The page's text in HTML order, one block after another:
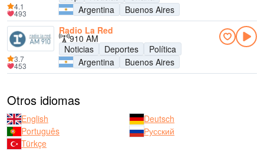
Argentina
Buenos Aires
4.1
493
Radio La Red
910 AM
Noticias
Deportes
Política
Argentina
Buenos Aires
3.7
453
Otros idiomas
English
Deutsch
Português
Русский
Türkçe